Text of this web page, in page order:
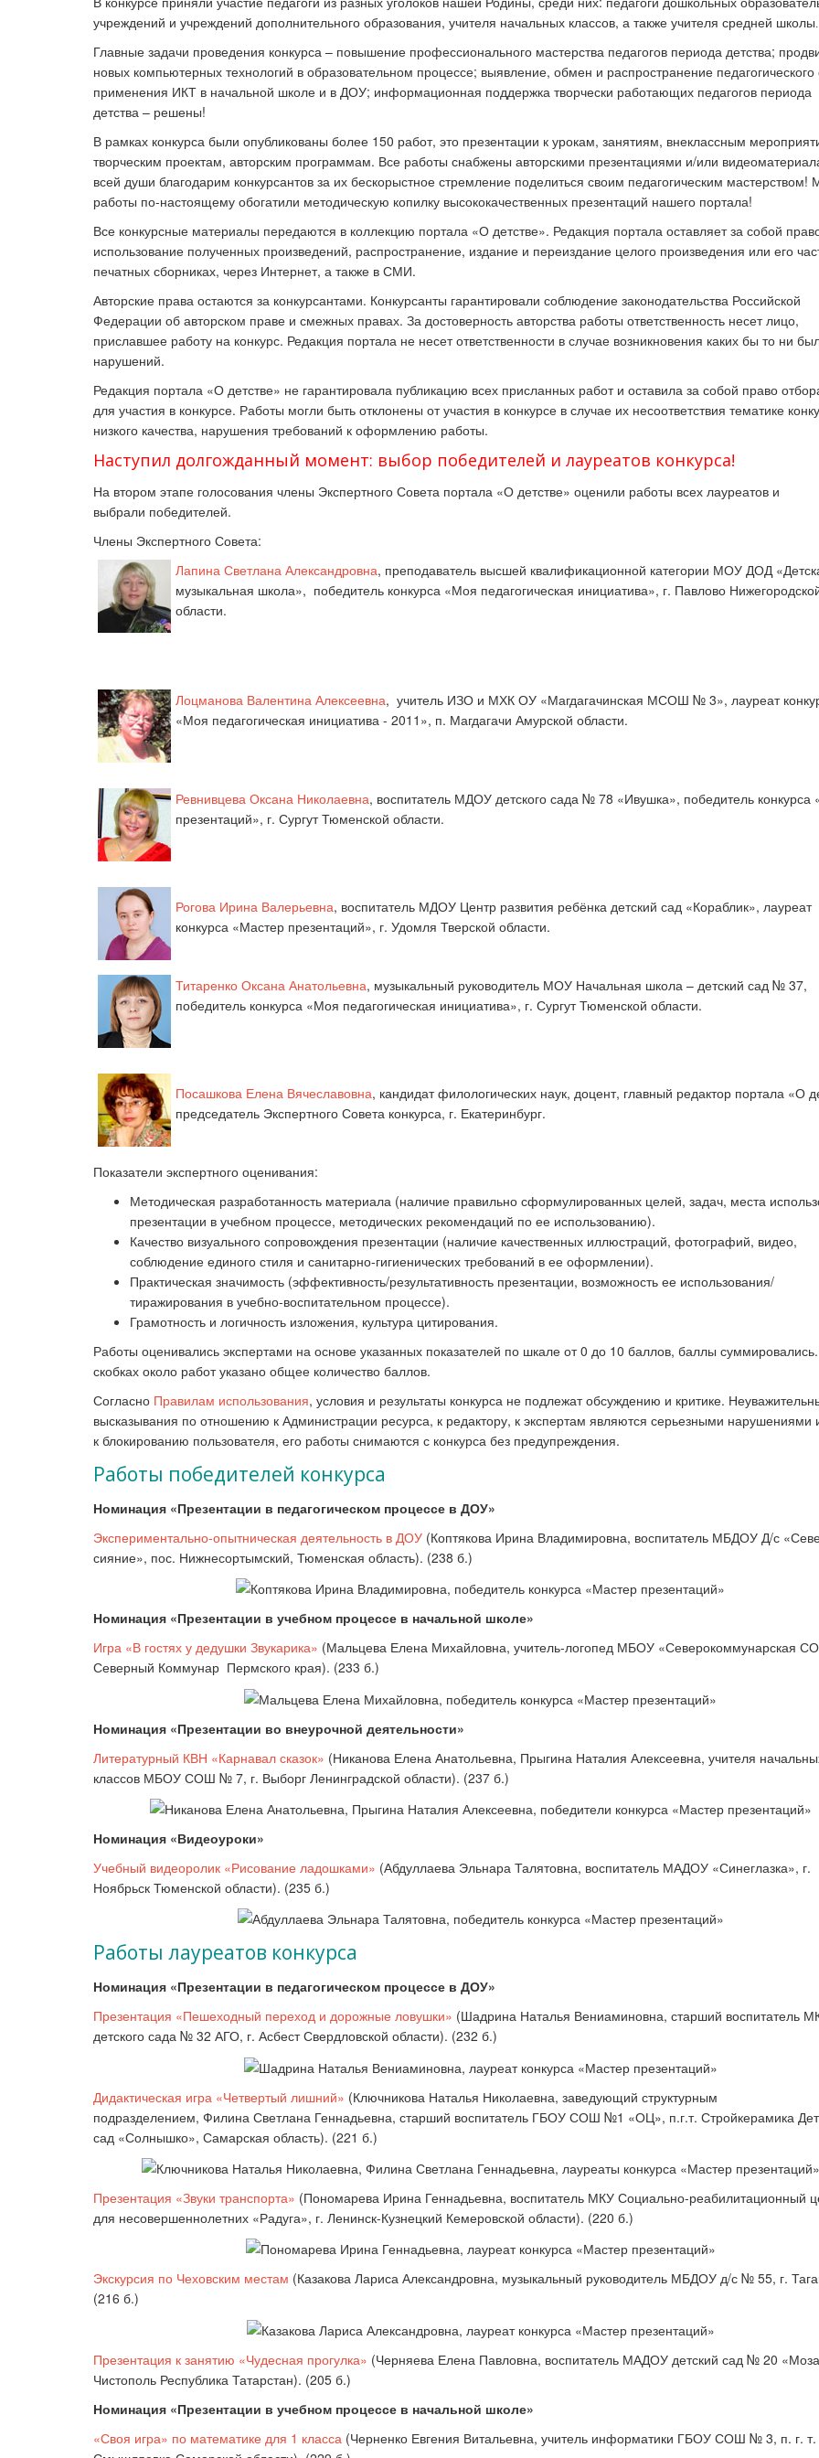
учреждений и учреждений дополнительного образования, учителя начальных классов, а также учителя средней школы.
Главные задачи проведения конкурса – повышение профессионального мастерства педагогов периода детства;
новых компьютерных технологий в образовательном процессе; выявление, обмен и распространение
применения ИКТ в начальной школе и в ДОУ; информационная поддержка творчески работающих педагогов периода
детства – решены!
В рамках конкурса были опубликованы более 150 работ, это презентации к урокам, занятиям, внеклассным
творческим проектам, авторским программам. Все работы снабжены авторскими презентациями и/или
всей души благодарим конкурсантов за их бескорыстное стремление поделиться своим педагогическим мастерством!
работы по-настоящему обогатили методическую копилку высококачественных презентаций нашего портала!
Все конкурсные материалы передаются в коллекцию портала «О детстве». Редакция портала оставляет за собой
использование полученных произведений, распространение, издание и переиздание целого произведения или его
печатных сборниках, через Интернет, а также в СМИ.
Авторские права остаются за конкурсантами. Конкурсанты гарантировали соблюдение законодательства Российской
Федерации об авторском праве и смежных правах. За достоверность авторства работы ответственность несет лицо,
приславшее работу на конкурс. Редакция портала не несет ответственности в случае возникновения каких бы то ни
нарушений.
Редакция портала «О детстве» не гарантировала публикацию всех присланных работ и оставила за собой право
для участия в конкурсе. Работы могли быть отклонены от участия в конкурсе в случае их несоответствия тематике
низкого качества, нарушения требований к оформлению работы.
Наступил долгожданный момент: выбор победителей и лауреатов конкурса!
На втором этапе голосования члены Экспертного Совета портала «О детстве» оценили работы всех лауреатов и
выбрали победителей.
Члены Экспертного Совета:
Лапина Светлана Александровна, преподаватель высшей квалификационной категории МОУ ДОД
музыкальная школа», победитель конкурса «Моя педагогическая инициатива», г. Павлово
области.
Лоцманова Валентина Алексеевна, учитель ИЗО и МХК ОУ «Магдагачинская МСОШ № 3», лауреат к
«Моя педагогическая инициатива - 2011», п. Магдагачи Амурской области.
Ревнивцева Оксана Николаевна, воспитатель МДОУ детского сада № 78 «Ивушка», победитель конкурса
презентаций», г. Сургут Тюменской области.
Рогова Ирина Валерьевна, воспитатель МДОУ Центр развития ребёнка детский сад «Кораблик», лауреат
конкурса «Мастер презентаций», г. Удомля Тверской области.
Титаренко Оксана Анатольевна, музыкальный руководитель МОУ Начальная школа – детский сад № 37,
победитель конкурса «Моя педагогическая инициатива», г. Сургут Тюменской области.
Посашкова Елена Вячеславовна, кандидат филологических наук, доцент, главный редактор портала «О
председатель Экспертного Совета конкурса, г. Екатеринбург.
Показатели экспертного оценивания:
Методическая разработанность материала (наличие правильно сформулированных целей, задач, места
презентации в учебном процессе, методических рекомендаций по ее использованию).
Качество визуального сопровождения презентации (наличие качественных иллюстраций, фотографий, видео,
соблюдение единого стиля и санитарно-гигиенических требований в ее оформлении).
Практическая значимость (эффективность/результативность презентации, возможность ее использования/
тиражирования в учебно-воспитательном процессе).
Грамотность и логичность изложения, культура цитирования.
Работы оценивались экспертами на основе указанных показателей по шкале от 0 до 10 баллов, баллы суммировались.
скобках около работ указано общее количество баллов.
Согласно Правилам использования, условия и результаты конкурса не подлежат обсуждению и критике.
высказывания по отношению к Администрации ресурса, к редактору, к экспертам являются серьезными нарушениями
к блокированию пользователя, его работы снимаются с конкурса без предупреждения.
Работы победителей конкурса
Номинация «Презентации в педагогическом процессе в ДОУ»
Экспериментально-опытническая деятельность в ДОУ (Коптякова Ирина Владимировна, воспитатель МБДОУ Д/с
сияние», пос. Нижнесортымский, Тюменская область). (238 б.)
Номинация «Презентации в учебном процессе в начальной школе»
Игра «В гостях у дедушки Звукарика» (Мальцева Елена Михайловна, учитель-логопед МБОУ «Северокоммунарская
Северный Коммунар Пермского края). (233 б.)
Номинация «Презентации во внеурочной деятельности»
Литературный КВН «Карнавал сказок» (Никанова Елена Анатольевна, Прыгина Наталия Алексеевна, учителя
классов МБОУ СОШ № 7, г. Выборг Ленинградской области). (237 б.)
Номинация «Видеоуроки»
Учебный видеоролик «Рисование ладошками» (Абдуллаева Эльнара Талятовна, воспитатель МАДОУ «Синеглазка», г.
Ноябрьск Тюменской области). (235 б.)
Работы лауреатов конкурса
Номинация «Презентации в педагогическом процессе в ДОУ»
Презентация «Пешеходный переход и дорожные ловушки» (Шадрина Наталья Вениаминовна, старший воспитатель
детского сада № 32 АГО, г. Асбест Свердловской области). (232 б.)
Дидактическая игра «Четвертый лишний» (Ключникова Наталья Николаевна, заведующий структурным
подразделением, Филина Светлана Геннадьевна, старший воспитатель ГБОУ СОШ №1 «ОЦ», п.г.т. Стройкерамика
сад «Солнышко», Самарская область). (221 б.)
Презентация «Звуки транспорта» (Пономарева Ирина Геннадьевна, воспитатель МКУ Социально-реабилитационный
для несовершеннолетних «Радуга», г. Ленинск-Кузнецкий Кемеровской области). (220 б.)
Экскурсия по Чеховским местам (Казакова Лариса Александровна, музыкальный руководитель МБДОУ д/с № 55, г.
(216 б.)
Презентация к занятию «Чудесная прогулка» (Черняева Елена Павловна, воспитатель МАДОУ детский сад № 20
Чистополь Республика Татарстан). (205 б.)
Номинация «Презентации в учебном процессе в начальной школе»
«Своя игра» по математике для 1 класса (Черненко Евгения Витальевна, учитель информатики ГБОУ СОШ № 3, п. г. т.